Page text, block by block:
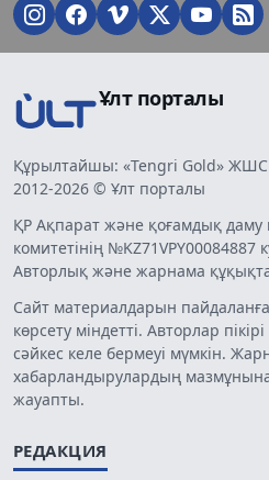
Ұлт порталы
Құрылтайшы: «Tengri Gold» ЖШС
2012-2026 © Ұлт порталы
ҚР Ақпарат және қоғамдық даму
комитетінің №KZ71VPY00084887
Авторлық және жарнама
Сайт материалдарын
көрсету міндетті. Авторлар
сәйкес келе бермеуі мүмкін.
хабарландырулардың
жауапты.
РЕДАКЦИЯ